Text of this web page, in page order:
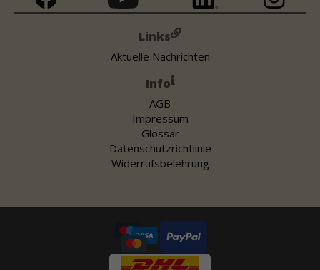
Links
Aktuelle Nachrichten
Info
AGB
Impressum
Glossar
Datenschutzrichtlinie
Widerrufsbelehrung